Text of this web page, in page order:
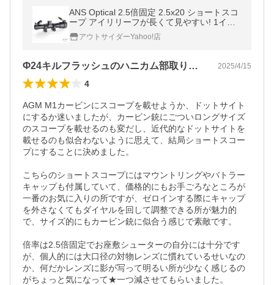
ANS Optical 2.5倍固定 2.5x20 ショートスコ
ープ アイリリーフが長くて見やすい! 1イン
チ 20mmレール 20mmレイル
アウトサイダーYahoo!店
Φ24キルフラッシュのハニカム部取り付け 2025/4/15
4
AGM M1カービンにスコープを載せようか、ドットサイト
にするか迷いましたが、カービン銃にごついロングサイズ
のスコープを載せるのも変だし、近代的なドットサイトを
載せるのも似合わないように思えて、結局ショートスコー
プにすることに決めました。
こちらのショートスコープにはマウントリングやバトラー
キャップも付属していて、価格的にもお手ごろなところが
一番のお気に入りの所ですが、ゼロインする際にキャップ
を外さなくてもダイヤルを回して調整できる所が魅力的
で、サイズ的にもカービン銃に似合う感じで素敵です。
倍率は2.5倍固定でお座敷シューターの自分には十分です
が、個人的には大口径の対物レンズに慣れているせいなの
か、何だかレンズに影が写って明るい所が少なく感じるの
がちょっと気になって★一つ減させてもらいました。